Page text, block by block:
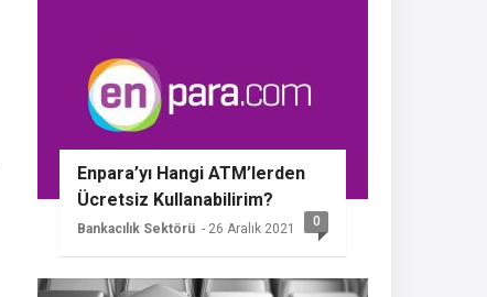
Enpara’yı Hangi ATM’lerden
Ücretsiz Kullanabilirim?
Bankacılık Sektörü - 26 Aralık 2021 0